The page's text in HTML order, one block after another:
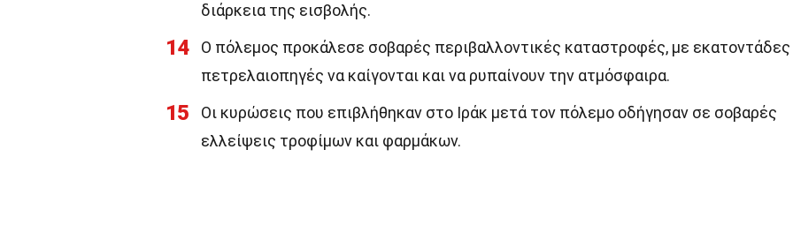
διάρκεια της εισβολής.
14
Ο πόλεμος προκάλεσε σοβαρές περιβαλλοντικές καταστροφές, με εκατοντάδες
πετρελαιοπηγές να καίγονται και να ρυπαίνουν την ατμόσφαιρα.
15
Οι κυρώσεις που επιβλήθηκαν στο Ιράκ μετά τον πόλεμο οδήγησαν σε σοβαρές
ελλείψεις τροφίμων και φαρμάκων.